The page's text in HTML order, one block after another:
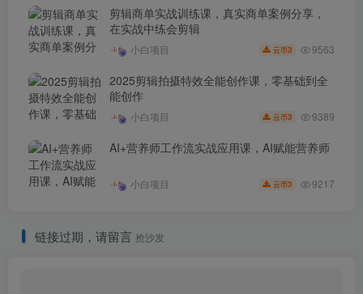
剪辑商单实战训练课，真实商单案例分享，
在实战中练会剪辑
小白项目 云币3 9563
2025剪辑拍摄特效全能创作课，零基础到全
能创作
小白项目 云币3 9389
AI+营养师工作流实战应用课，AI赋能营养师
小白项目 云币3 9217
链接过期，请留言 抢沙发